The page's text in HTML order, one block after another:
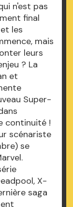
n'est pas
final
les
mais
leurs
? La
et
Super-
continuité !
scénariste
se
X-
saga